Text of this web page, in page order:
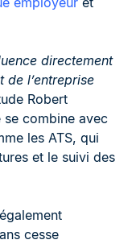
directement
de l’entreprise
Robert
se combine avec
les ATS, qui
et le suivi des
cesse